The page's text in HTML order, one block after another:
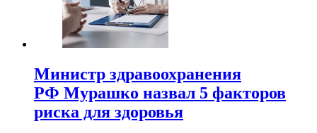
Министр здравоохранения
РФ Мурашко назвал 5 факторов
риска для здоровья